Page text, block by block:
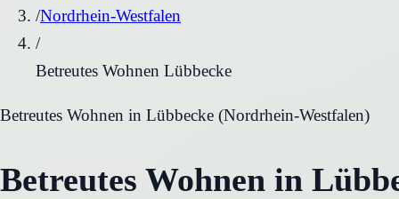
/Nordrhein-Westfalen
/
Betreutes Wohnen Lübbecke
Betreutes Wohnen in Lübbecke (Nordrhein-Westfalen)
Betreutes Wohnen in